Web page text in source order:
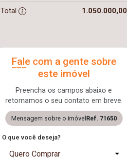
Total 1.050.000,00
Fale com a gente sobre
este imóvel
Preencha os campos abaixo e
retornamos o seu contato em breve.
Mensagem sobre o imóvel Ref. 71650
O que você deseja?
Quero Comprar